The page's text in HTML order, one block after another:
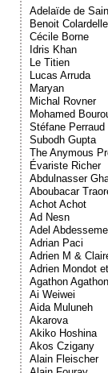
Adelaïde de
Benoit Colardelle
Cécile Borne
Idris Khan
Le Titien
Lucas Arruda
Maryan
Michal Rovner
Mohamed
Stéfane Perraud
Subodh Gupta
The Anymous
Évariste Richer
Abdulnasser
Aboubacar
Achot Achot
Ad Nesn
Adel
Adrian Paci
Adrien M &
Adrien Mondot
Agathon Agathon
Ai Weiwei
Aida Muluneh
Akarova
Akiko Hoshina
Akos Czigany
Alain Fleischer